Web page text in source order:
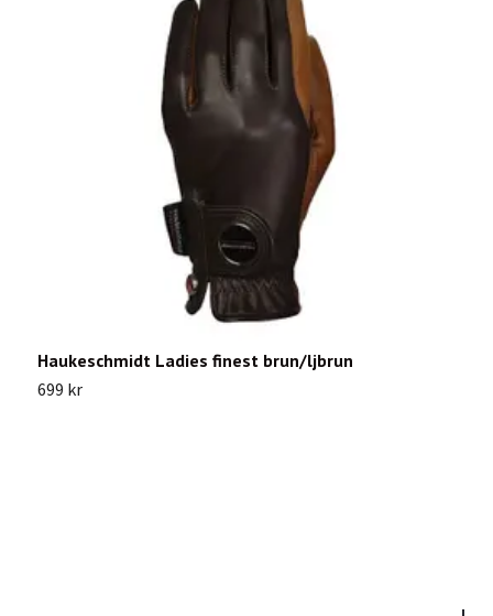
Haukeschmidt Ladies finest brun/ljbrun
699 kr